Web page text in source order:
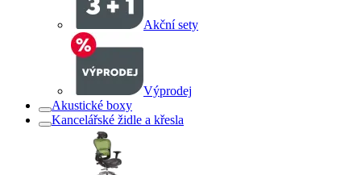
Akční sety
Výprodej
Akustické boxy
Kancelářské židle a křesla